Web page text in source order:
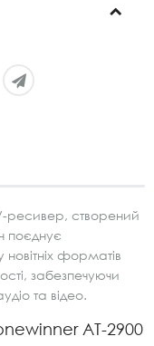
ресивер, створений
поєднує
форматів
забезпечуючи
та відео.
AT-2900